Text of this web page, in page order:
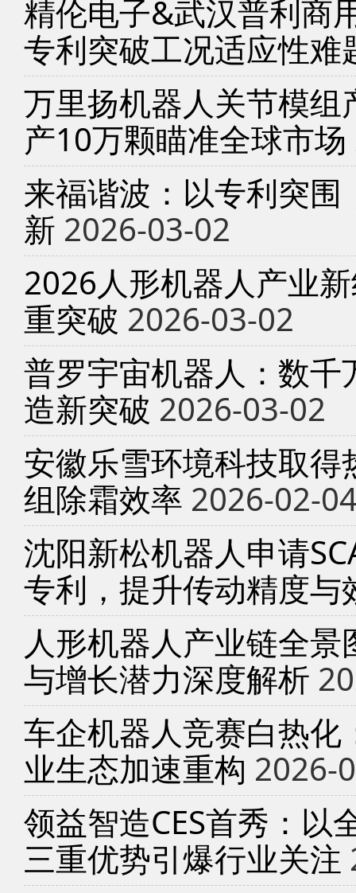
精伦电子&武汉普利商
专利突破工况适应性难
万里扬机器人关节模
产10万颗瞄准全球市场
来福谐波：以专利突
新 2026-03-02
2026人形机器人产业
重突破 2026-03-02
普罗宇宙机器人：数
造新突破 2026-03-02
安徽乐雪环境科技取
组除霜效率 2026-02-
沈阳新松机器人申请
专利，提升传动精度与
人形机器人产业链全
与增长潜力深度解析
车企机器人竞赛白热
业生态加速重构 2026-
领益智造CES首秀：以
三重优势引爆行业关注